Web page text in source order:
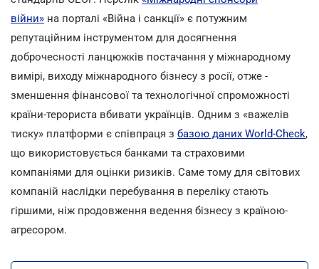
війни» на порталі «Війна і санкції» є потужним
репутаційним інструментом для досягнення
доброчесності ланцюжків постачання у міжнародному
вимірі, виходу міжнародного бізнесу з росії, отже -
зменшення фінансової та технологічної спроможності
країни-терориста вбивати українців. Одним з «важелів
тиску» платформи є співпраця з базою даних World-Check,
що використовується банками та страховими
компаніями для оцінки ризиків. Саме тому для світових
компаній наслідки перебування в переліку стають
гіршими, ніж продовження ведення бізнесу з країною-
агресором.